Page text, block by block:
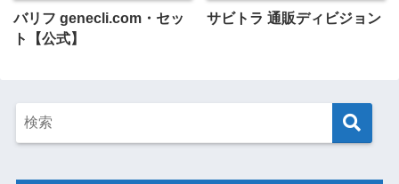
バリフ genecli.com・セッ
ト【公式】
サビトラ 通販ディビジョン